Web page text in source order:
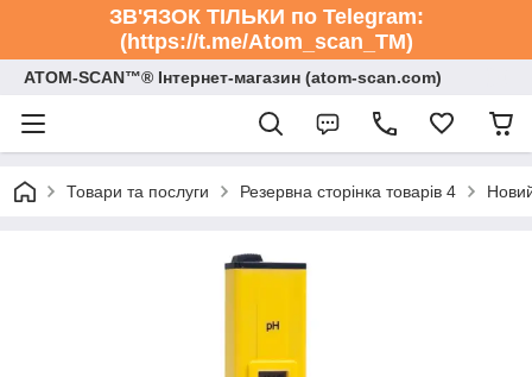
ЗВ'ЯЗОК ТІЛЬКИ по Telegram:
(https://t.me/Atom_scan_TM)
ATOM-SCAN™® Інтернет-магазин (atom-scan.com)
Товари та послуги Резервна сторінка товарів 4